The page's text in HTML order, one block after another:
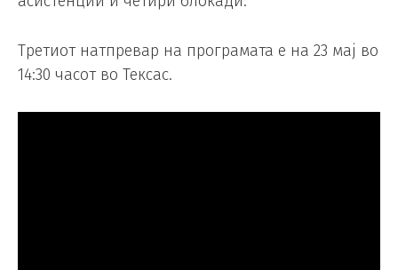
Третиот натпревар на програмата е на 23 мај во
14:30 часот во Тексас.